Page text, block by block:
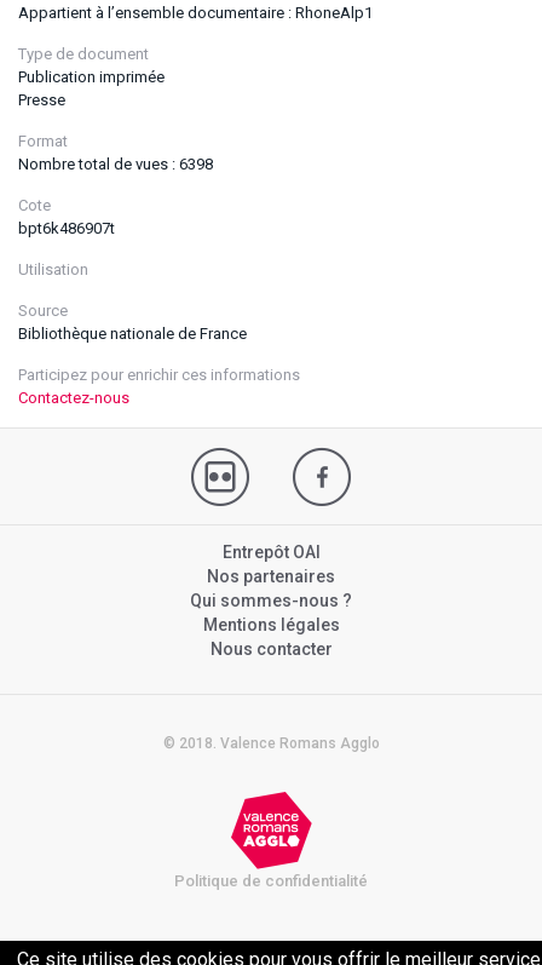
Appartient à l’ensemble documentaire : RhoneAlp1
Type de document
Publication imprimée
Presse
Format
Nombre total de vues : 6398
Cote
bpt6k486907t
Utilisation
Source
Bibliothèque nationale de France
Participez pour enrichir ces informations
Contactez-nous
Entrepôt OAI
Nos partenaires
Qui sommes-nous ?
Mentions légales
Nous contacter
© 2018. Valence Romans Agglo
Politique de confidentialité
Ce site utilise des cookies pour vous offrir le meilleur